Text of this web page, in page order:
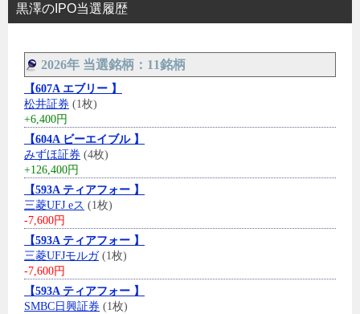
黒澤のIPO当選履歴
2026年 当選銘柄：11銘柄
【607A エブリー 】
松井証券 (1枚)
+6,400円
【604A ビーエイブル 】
みずほ証券 (4枚)
+126,400円
【593A ティアフォー 】
三菱UFJ eス (1枚)
-7,600円
【593A ティアフォー 】
三菱UFJモルガ(1枚)
-7,600円
【593A ティアフォー 】
SMBC日興証券 (1枚)